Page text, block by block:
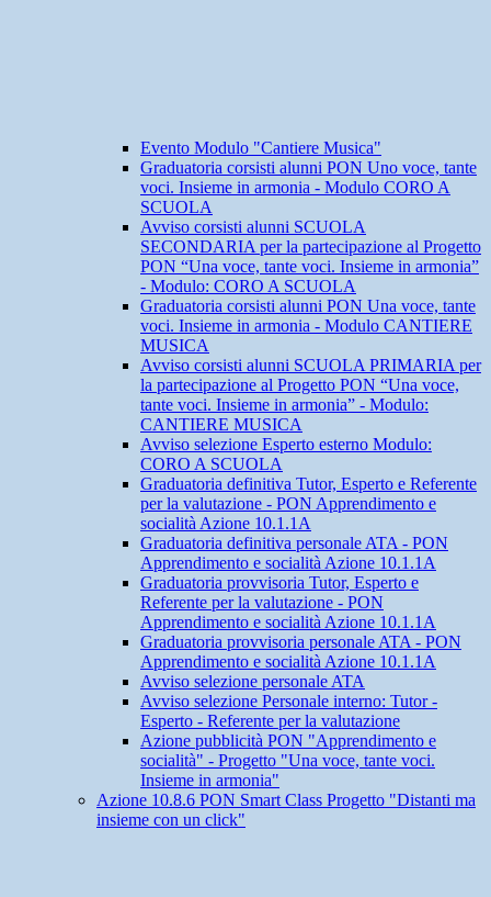
Evento Modulo "Cantiere Musica"
Graduatoria corsisti alunni PON Uno voce, tante
voci. Insieme in armonia - Modulo CORO A
SCUOLA
Avviso corsisti alunni SCUOLA
SECONDARIA per la partecipazione al Progetto
PON “Una voce, tante voci. Insieme in armonia”
- Modulo: CORO A SCUOLA
Graduatoria corsisti alunni PON Una voce, tante
voci. Insieme in armonia - Modulo CANTIERE
MUSICA
Avviso corsisti alunni SCUOLA PRIMARIA per
la partecipazione al Progetto PON “Una voce,
tante voci. Insieme in armonia” - Modulo:
CANTIERE MUSICA
Avviso selezione Esperto esterno Modulo:
CORO A SCUOLA
Graduatoria definitiva Tutor, Esperto e Referente
per la valutazione - PON Apprendimento e
socialità Azione 10.1.1A
Graduatoria definitiva personale ATA - PON
Apprendimento e socialità Azione 10.1.1A
Graduatoria provvisoria Tutor, Esperto e
Referente per la valutazione - PON
Apprendimento e socialità Azione 10.1.1A
Graduatoria provvisoria personale ATA - PON
Apprendimento e socialità Azione 10.1.1A
Avviso selezione personale ATA
Avviso selezione Personale interno: Tutor -
Esperto - Referente per la valutazione
Azione pubblicità PON "Apprendimento e
socialità" - Progetto "Una voce, tante voci.
Insieme in armonia"
Azione 10.8.6 PON Smart Class Progetto "Distanti ma
insieme con un click"